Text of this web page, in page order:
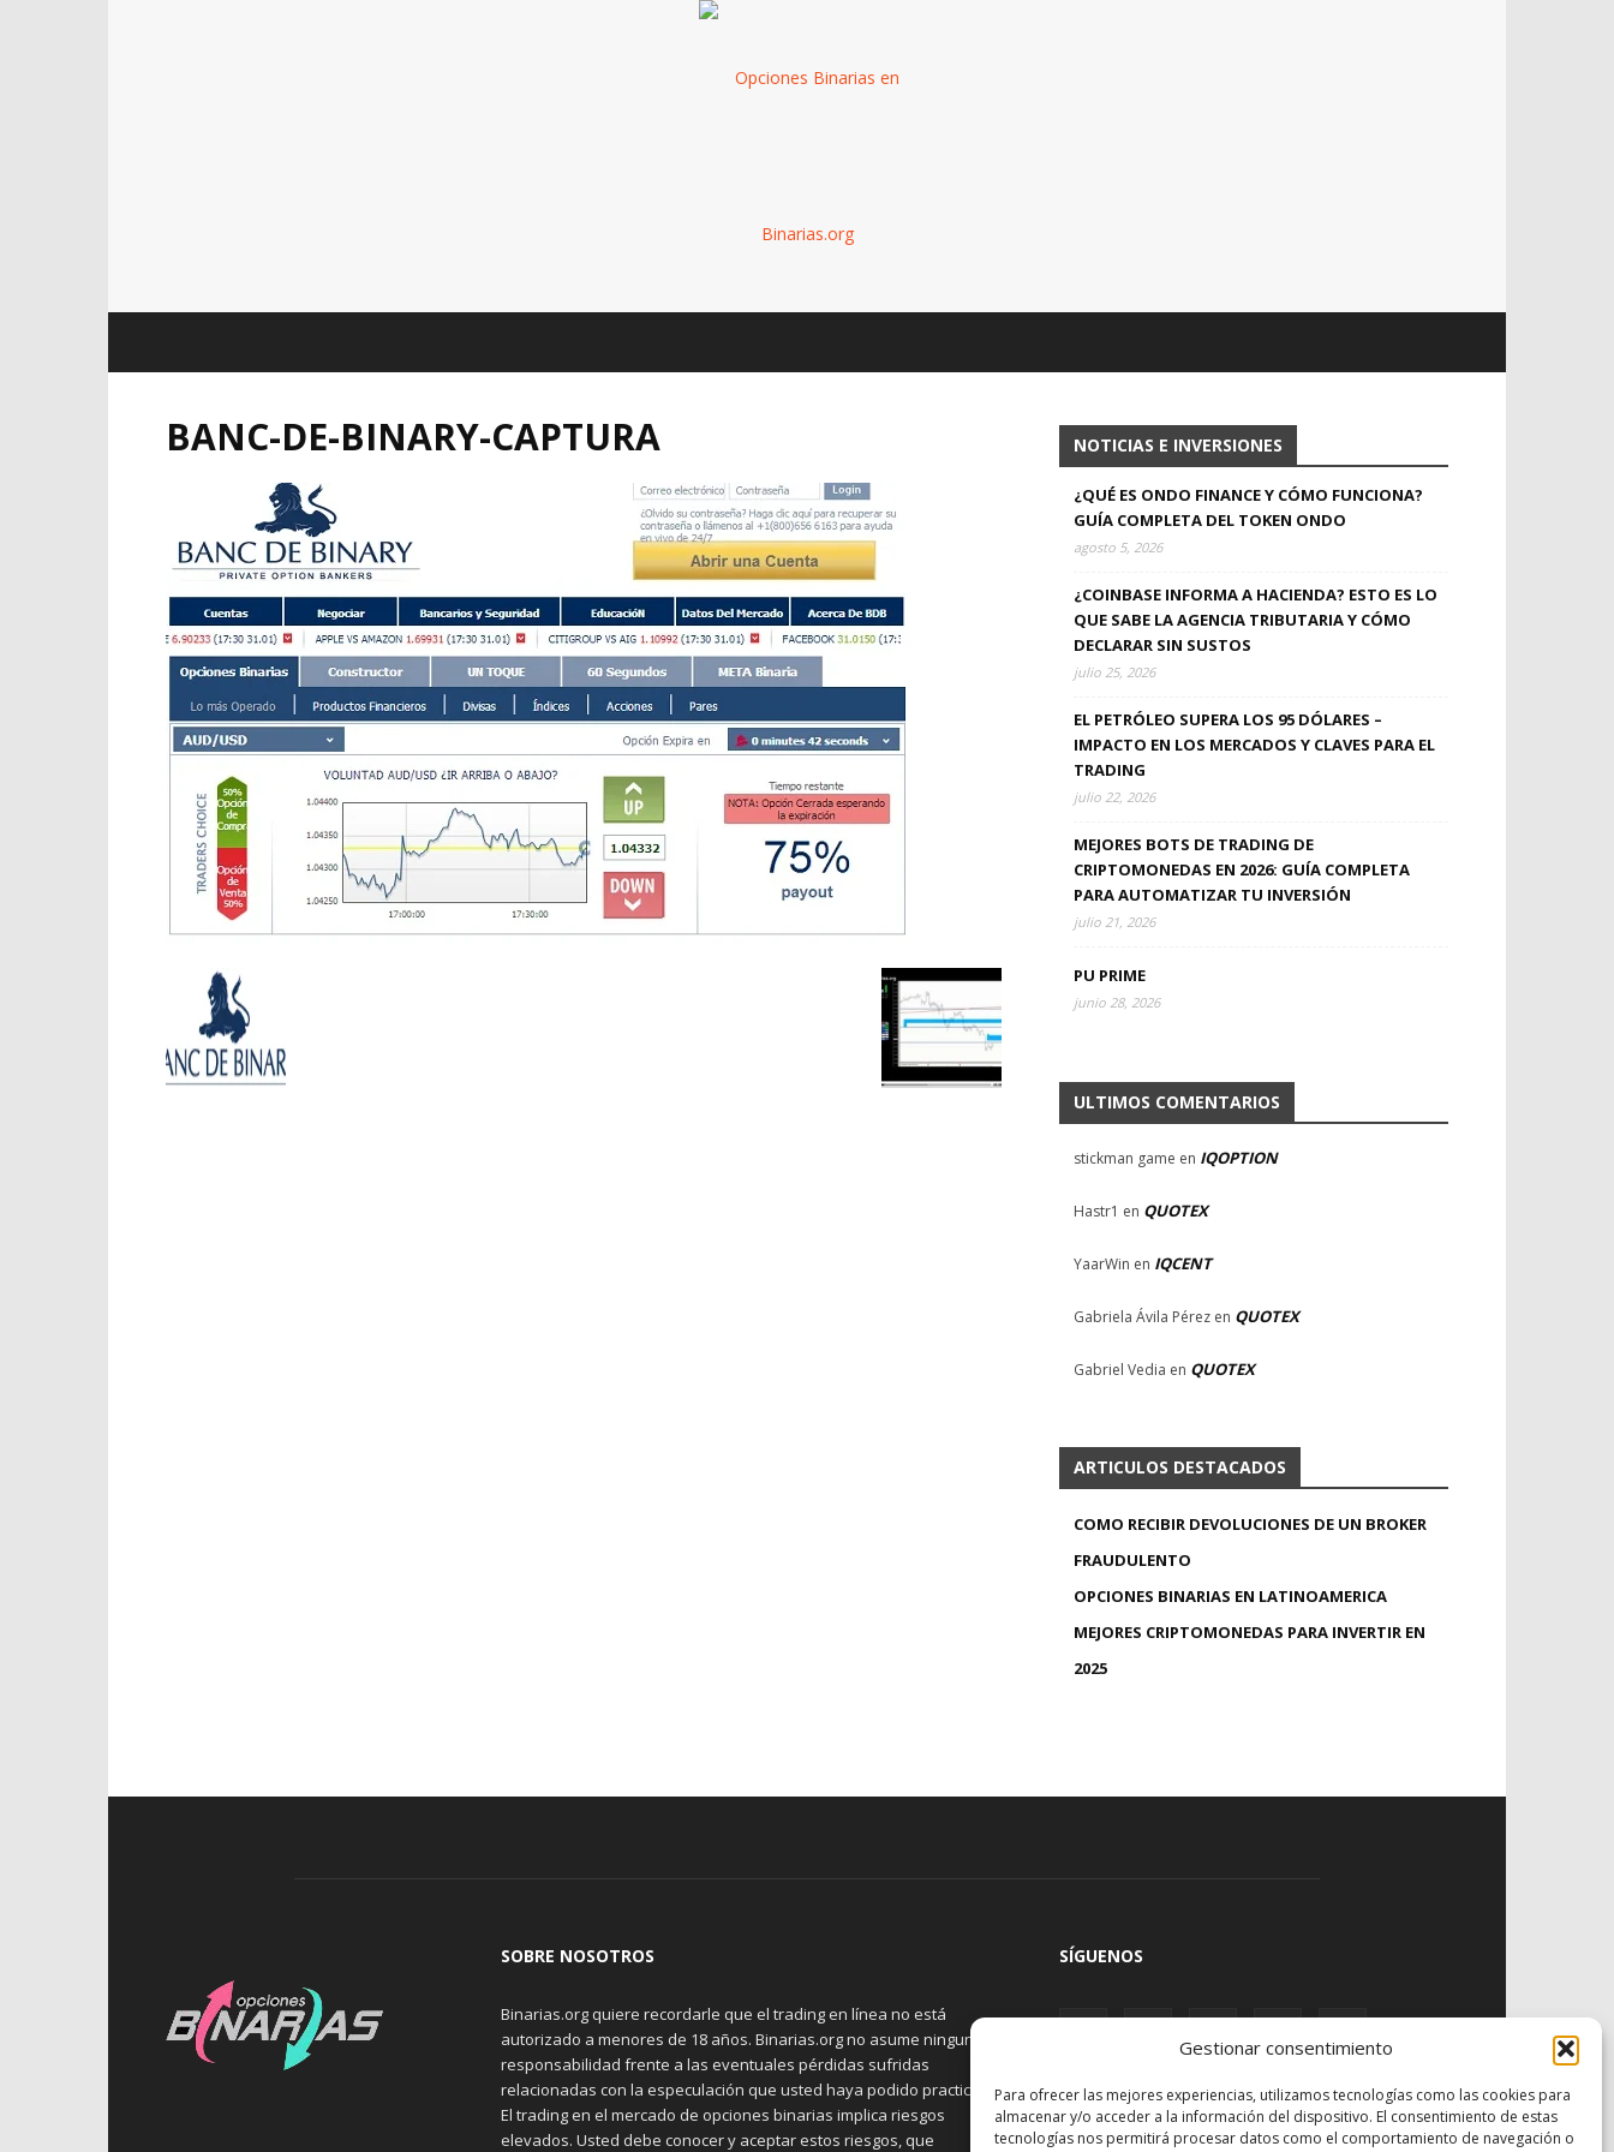
Gestionar consentimiento
Para ofrecer las mejores experiencias, utilizamos tecnologías como las cookies para
almacenar y/o acceder a la información del dispositivo. El consentimiento de estas
tecnologías nos permitirá procesar datos como el comportamiento de navegación o
BANC-DE-BINARY-CAPTURA NOTICIAS E INVERSIONES
¿QUÉ ES ONDO FINANCE Y CÓMO FUNCIONA?
GUÍA COMPLETA DEL TOKEN ONDO
agosto 5, 2026
¿COINBASE INFORMA A HACIENDA? ESTO ES LO
QUE SABE LA AGENCIA TRIBUTARIA Y CÓMO
DECLARAR SIN SUSTOS
julio 25, 2026
EL PETRÓLEO SUPERA LOS 95 DÓLARES –
IMPACTO EN LOS MERCADOS Y CLAVES PARA EL
TRADING
julio 22, 2026
MEJORES BOTS DE TRADING DE
CRIPTOMONEDAS EN 2026: GUÍA COMPLETA
PARA AUTOMATIZAR TU INVERSIÓN
julio 21, 2026
PU PRIME
junio 28, 2026
ULTIMOS COMENTARIOS
stickman game en IQOPTION
Hastr1 en QUOTEX
YaarWin en IQCENT
Gabriela Ávila Pérez en QUOTEX
Gabriel Vedia en QUOTEX
ARTICULOS DESTACADOS
COMO RECIBIR DEVOLUCIONES DE UN BROKER
FRAUDULENTO
OPCIONES BINARIAS EN LATINOAMERICA
MEJORES CRIPTOMONEDAS PARA INVERTIR EN
2025
SOBRE NOSOTROS
Binarias.org quiere recordarle que el trading en línea no está
autorizado a menores de 18 años. Binarias.org no asume ninguna
responsabilidad frente a las eventuales pérdidas sufridas
relacionadas con la especulación que usted haya podido practicar.
El trading en el mercado de opciones binarias implica riesgos
elevados. Usted debe conocer y aceptar estos riesgos, que
SÍGUENOS